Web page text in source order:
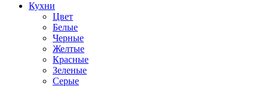
Кухни
Цвет
Белые
Черные
Желтые
Красные
Зеленые
Серые